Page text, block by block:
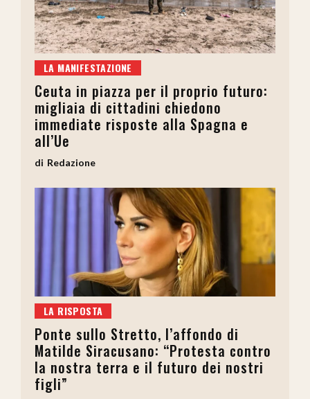
LA MANIFESTAZIONE
Ceuta in piazza per il proprio futuro:
migliaia di cittadini chiedono
immediate risposte alla Spagna e
all’Ue
Redazione
LA RISPOSTA
Ponte sullo Stretto, l’affondo di
Matilde Siracusano: “Protesta contro
la nostra terra e il futuro dei nostri
figli”